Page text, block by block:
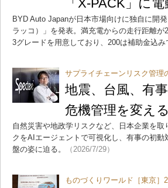
「X-PACK」に
BYD Auto Japanが日本市場向けに独自に開
ラッコ）」を発表。満充電からの走行距離
3グレードを用意しており、200は補助金込
サプライチェーンリスク管理
地震、台風、有
危機管理を変え
自然災害や地政学リスクなど、日本企業を
クをAIエージェントで可視化し、有事の初
盤の姿に迫る。
（2026/7/29）
ものづくりワールド［東京］